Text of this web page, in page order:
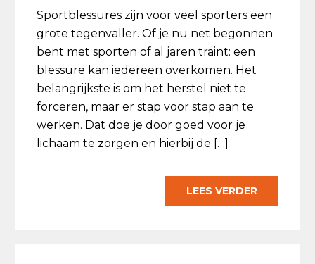
Sportblessures zijn voor veel sporters een
grote tegenvaller. Of je nu net begonnen
bent met sporten of al jaren traint: een
blessure kan iedereen overkomen. Het
belangrijkste is om het herstel niet te
forceren, maar er stap voor stap aan te
werken. Dat doe je door goed voor je
lichaam te zorgen en hierbij de […]
LEES VERDER